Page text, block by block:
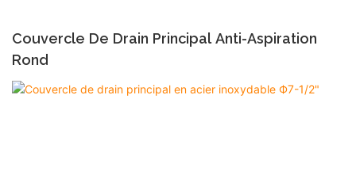
Couvercle De Drain Principal Anti-Aspiration
Rond